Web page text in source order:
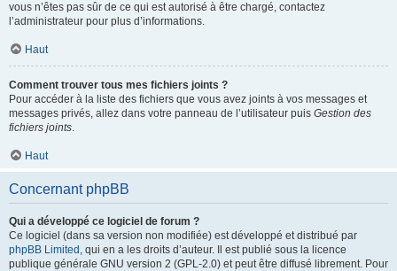
vous n’êtes pas sûr de ce qui est autorisé à être chargé, contactez
l’administrateur pour plus d’informations.
Haut
Comment trouver tous mes fichiers joints ?
Pour accéder à la liste des fichiers que vous avez joints à vos messages et
messages privés, allez dans votre panneau de l’utilisateur puis Gestion des
fichiers joints.
Haut
Concernant phpBB
Qui a développé ce logiciel de forum ?
Ce logiciel (dans sa version non modifiée) est développé et distribué par
phpBB Limited , qui en a les droits d’auteur. Il est publié sous la licence
publique générale GNU version 2 (GPL-2.0) et peut être diffusé librement. Pour